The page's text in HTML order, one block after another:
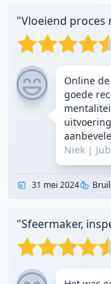
"Vloeiend proces
Online
goede
Niek |
31 mei 2024
"Sfeermaker,